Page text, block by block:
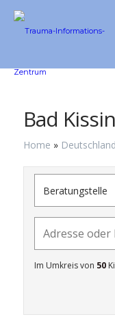
Bad
Home » Deutschland
Im Umkreis von 50